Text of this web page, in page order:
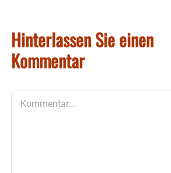
Hinterlassen Sie einen
Kommentar